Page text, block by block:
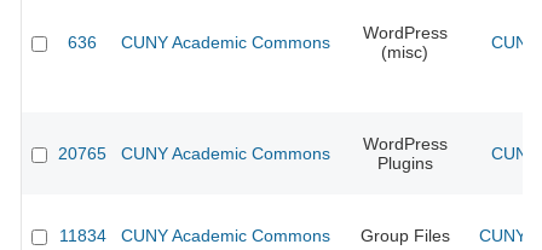
636 CUNY Academic Commons
WordPress
(misc)
20765 CUNY Academic Commons
WordPress
Plugins
11834 CUNY Academic Commons Group Files CUNY